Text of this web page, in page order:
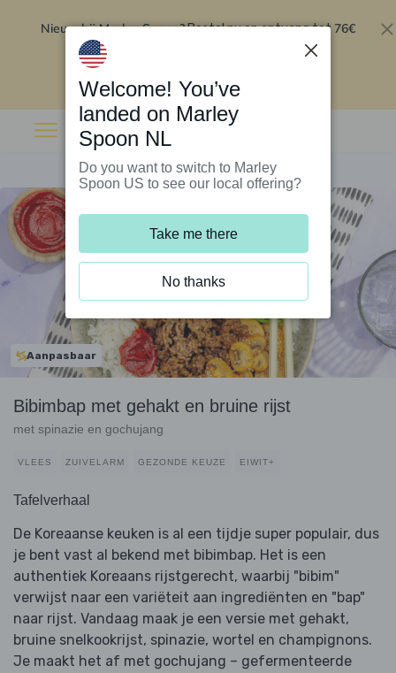
Nieuw bij Marley Spoon?Bestel nu en ontvang tot 76€
Aanpasbaar
Bibimbap met gehakt en bruine rijst
met spinazie en gochujang
VLEES ZUIVELARM GEZONDE KEUZE EIWIT+
Tafelverhaal
De Koreaanse keuken is al een tijdje super populair, dus
je bent vast al bekend met bibimbap. Het is een
authentiek Koreaans rijstgerecht, waarbij "bibim"
verwijst naar een variëteit aan ingrediënten en "bap"
naar rijst. Vandaag maak je een versie met gehakt,
bruine snelkookrijst, spinazie, wortel en champignons.
Je maakt het af met gochujang – gefermenteerde
Welcome! You’ve
landed on Marley
Spoon NL
Do you want to switch to Marley
Spoon US to see our local offering?
Take me there
No thanks